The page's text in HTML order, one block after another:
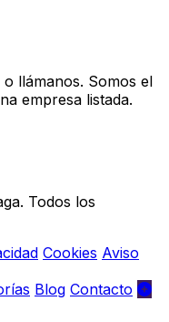
llámanos. Somos el
empresa listada.
Todos los
Cookies Aviso
Blog Contacto